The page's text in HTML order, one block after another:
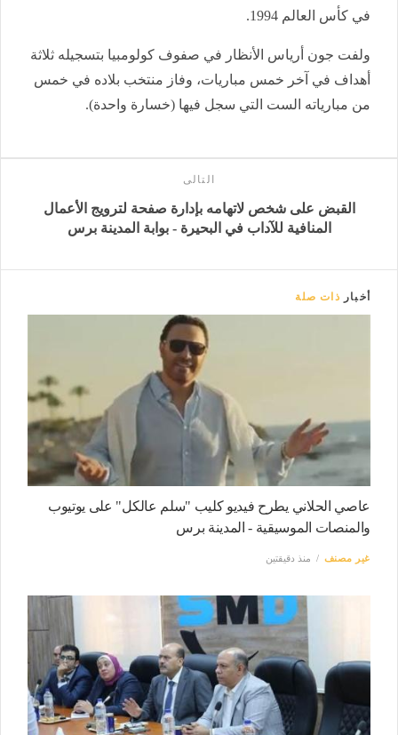
في كأس العالم 1994.
ولفت جون أرياس الأنظار في صفوف كولومبيا بتسجيله ثلاثة
أهداف في آخر خمس مباريات، وفاز منتخب بلاده في خمس
من مبارياته الست التي سجل فيها (خسارة واحدة).
التالى
القبض على شخص لاتهامه بإدارة صفحة لترويج الأعمال
المنافية للآداب في البحيرة - بوابة المدينة برس
أخبار ذات صلة
عاصي الحلاني يطرح فيديو كليب "سلم عالكل" على يوتيوب
والمنصات الموسيقية - المدينة برس
غير مصنف منذ دقيقتين